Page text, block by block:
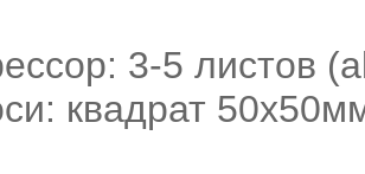
3-5 листов
квадрат